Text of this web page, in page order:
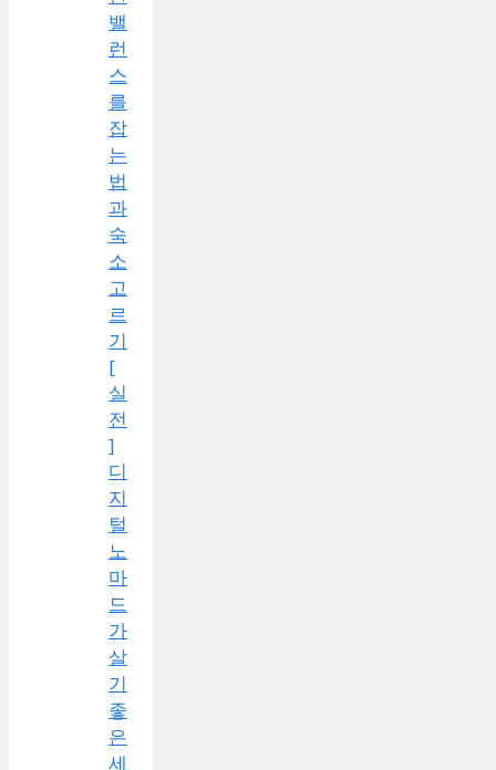
밸
런
스
를
잡
는
법
과
숙
소
고
르
기
[
실
전
]
디
지
털
노
마
드
가
살
기
좋
은
세